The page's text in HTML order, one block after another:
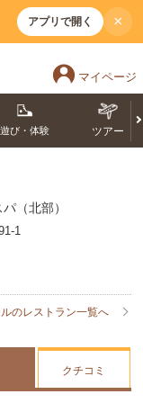
アプリで開く ×
マイページ
遊び・体験 ツアー
（北部）
1
のレストラン一覧へ
クチコミ